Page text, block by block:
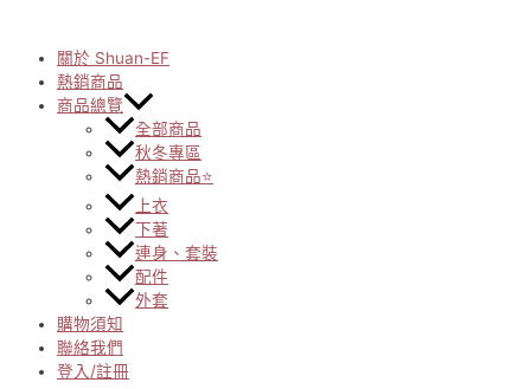
content關於 Shuan-EF
熱銷商品
商品總覽
全部商品
秋冬專區
熱銷商品⭐
上衣
下著
連身、套裝
配件
外套
購物須知
聯絡我們
登入/註冊